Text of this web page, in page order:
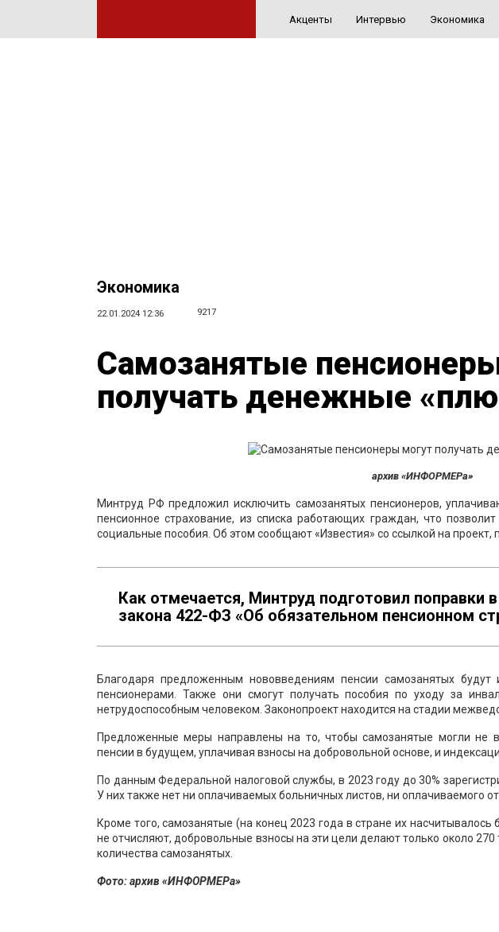
Акценты Интервью Экономика
Экономика
22.01.2024 12:36 9217
Самозанятые
получать денежные
архив «ИНФОРМЕРа»
Минтруд РФ предложил исключить самозанятых пенсионеров,
пенсионное страхование, из списка работающих граждан, что
социальные пособия. Об этом сообщают «Известия» со ссылкой на проект,
Как отмечается, Минтруд подготовил поправки
закона 422-ФЗ «Об обязательном пенсионном
Благодаря предложенным нововведениям пенсии самозанятых
пенсионерами. Также они смогут получать пособия по уходу за
нетрудоспособным человеком. Законопроект находится на стадии
Предложенные меры направлены на то, чтобы самозанятые могли не
пенсии в будущем, уплачивая взносы на добровольной основе, и
По данным Федеральной налоговой службы, в 2023 году до 30%
У них также нет ни оплачиваемых больничных листов, ни оплачиваемого
Кроме того, самозанятые (на конец 2023 года в стране их
не отчисляют, добровольные взносы на эти цели делают только около
количества самозанятых.
Фото: архив «ИНФОРМЕРа»